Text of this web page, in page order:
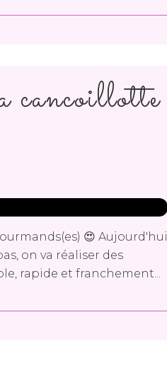
cancoillotte
😍 Aujourd'hui
on va réaliser des
rapide et franchement...